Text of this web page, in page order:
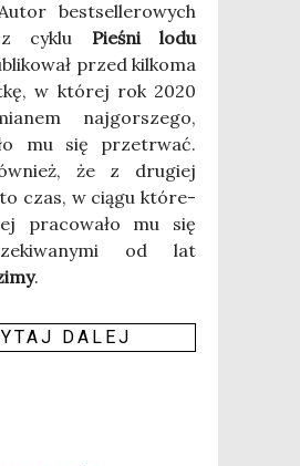
best­sel­le­ro­wych
z cyklu Pie­śni lodu
przed kil­ko­ma
w któ­rej rok 2020
naj­gor­sze­go,
mu się prze­trwać.
że z dru­giej
czas, w cią­gu któ­re­
pra­co­wa­ło mu się
od lat
.
DALEJ